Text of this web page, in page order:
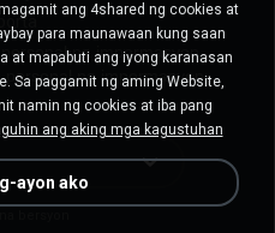
na impormasyon
na impormasyon
ang 4shared ng cookies at
para maunawaan kung saan
at mapabuti ang iyong karanasan
Sa paggamit ng aming Website,
namin ng cookies at iba pang
ang aking mga kagustuhan
ayon ako